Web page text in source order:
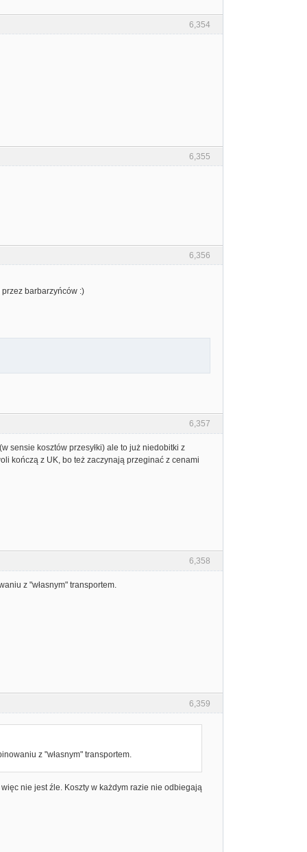
6,354
6,355
6,356
barbarzyńców :)
6,357
sensie kosztów przesyłki) ale to już niedobitki z
kończą z UK, bo też zaczynają przeginać z cenami
6,358
z "własnym" transportem.
6,359
z "własnym" transportem.
nie jest źle. Koszty w każdym razie nie odbiegają